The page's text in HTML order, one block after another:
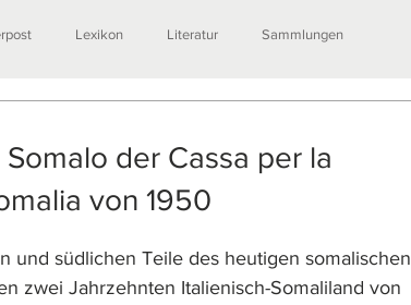
Lexikon Literatur Sammlungen
der Cassa per la
von 1950
und südlichen Teile des heutigen somalischen
zwei Jahrzehnten Italienisch-Somaliland von